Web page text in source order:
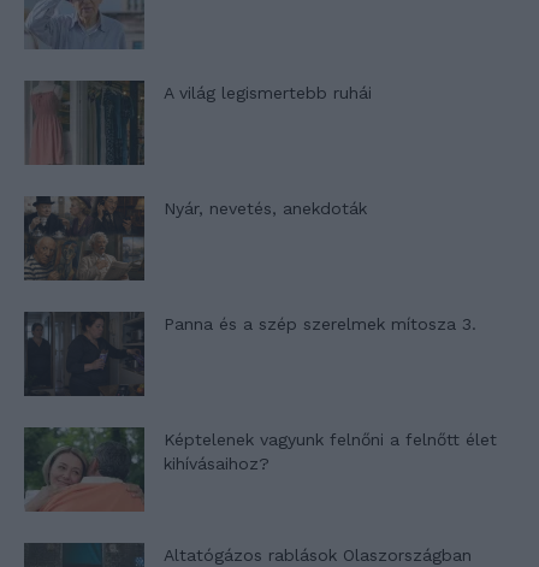
A világ legismertebb ruhái
Nyár, nevetés, anekdoták
Panna és a szép szerelmek mítosza 3.
Képtelenek vagyunk felnőni a felnőtt élet
kihívásaihoz?
Altatógázos rablások Olaszországban